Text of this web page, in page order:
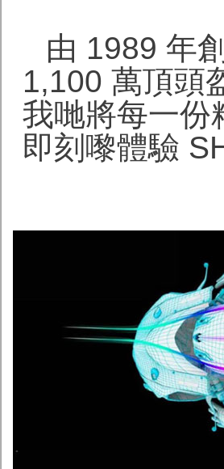
由 1989 年
1,100 萬頂頭
我哋將每一份
即刻嚟體驗